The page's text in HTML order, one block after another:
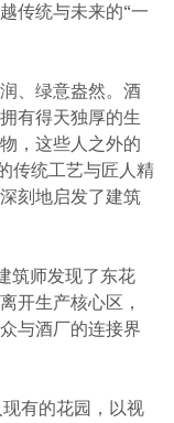
传统与未来的“一
、绿意盎然。酒
有得天独厚的生
，这些人之外的
传统工艺与匠人精
刻地启发了建筑
筑师发现了东花
开生产核心区，
与酒厂的连接界
有的花园，以视